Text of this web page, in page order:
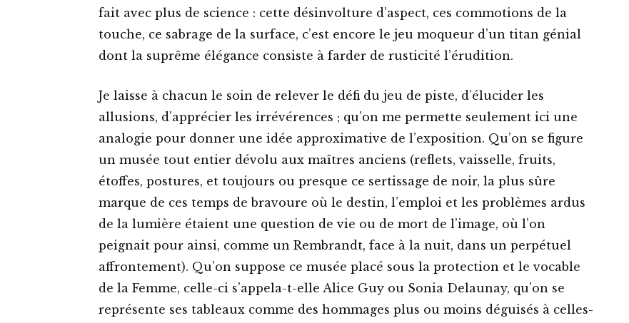
fait avec plus de science : cette désinvolture d’aspect, ces commotions de la
touche, ce sabrage de la surface, c’est encore le jeu moqueur d’un titan génial
dont la suprême élégance consiste à farder de rusticité l’érudition.
Je laisse à chacun le soin de relever le défi du jeu de piste, d’élucider les
allusions, d’apprécier les irrévérences ; qu’on me permette seulement ici une
analogie pour donner une idée approximative de l’exposition. Qu’on se figure
un musée tout entier dévolu aux maîtres anciens (reflets, vaisselle, fruits,
étoffes, postures, et toujours ou presque ce sertissage de noir, la plus sûre
marque de ces temps de bravoure où le destin, l’emploi et les problèmes ardus
de la lumière étaient une question de vie ou de mort de l’image, où l’on
peignait pour ainsi, comme un Rembrandt, face à la nuit, dans un perpétuel
affrontement). Qu’on suppose ce musée placé sous la protection et le vocable
de la Femme, celle-ci s’appela-t-elle Alice Guy ou Sonia Delaunay, qu’on se
représente ses tableaux comme des hommages plus ou moins déguisés à celles-